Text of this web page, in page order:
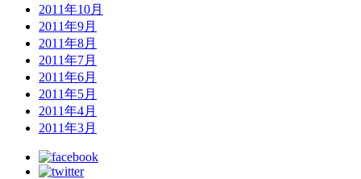
2011年10月
2011年9月
2011年8月
2011年7月
2011年6月
2011年5月
2011年4月
2011年3月